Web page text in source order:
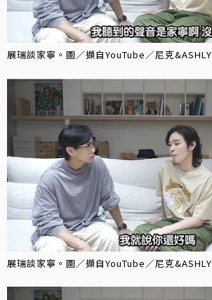
展瑞談家寧。圖／擷自YouTube／尼克&ASHLY
展瑞談家寧。圖／擷自YouTube／尼克&ASHLY